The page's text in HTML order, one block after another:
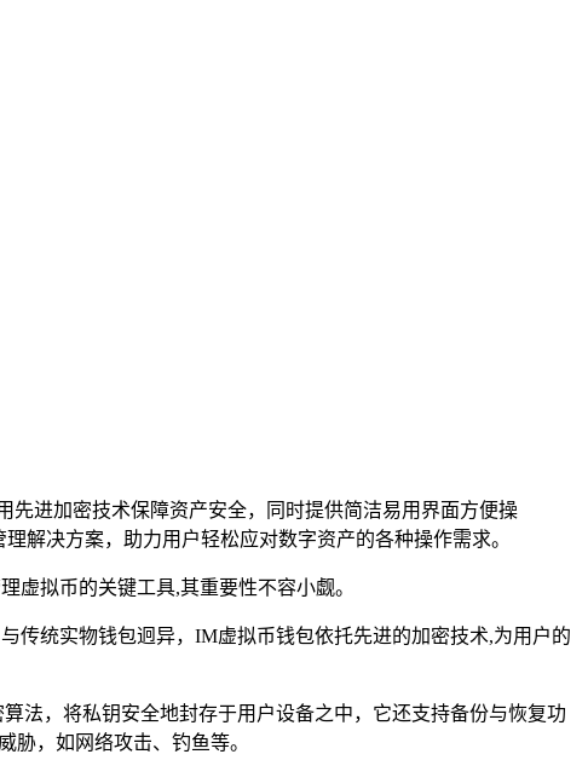
进加密技术保障资产安全，同时提供简洁易用界面方便操
解决方案，助力用户轻松应对数字资产的各种操作需求。
虚拟币的关键工具,其重要性不容小觑。
传统实物钱包迥异，IM虚拟币钱包依托先进的加密技术,为用户的
法，将私钥安全地封存于用户设备之中，它还支持备份与恢复功
胁，如网络攻击、钓鱼等。